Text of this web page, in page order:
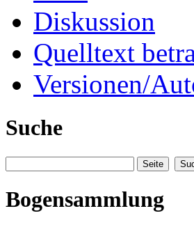
Diskussion
Quelltext
Versionen/
Suche
Bogensammlung